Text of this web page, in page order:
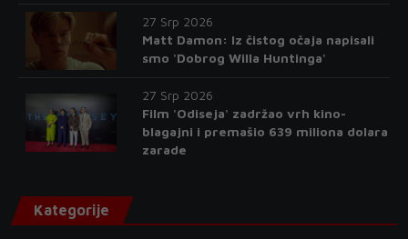
27 Srp 2026
Matt Damon: Iz čistog očaja napisali
smo 'Dobrog Willa Huntinga'
27 Srp 2026
Film 'Odiseja' zadržao vrh kino-
blagajni i premašio 639 miliona dolara
zarade
Kategorije